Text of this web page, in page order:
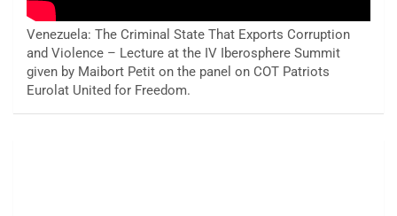
Venezuela: The Criminal State That Exports Corruption
and Violence – Lecture at the IV Iberosphere Summit
given by Maibort Petit on the panel on COT Patriots
Eurolat United for Freedom.